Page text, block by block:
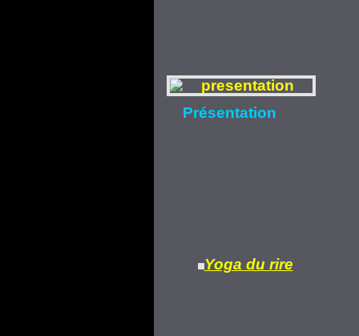
Présentation
Yoga du rire